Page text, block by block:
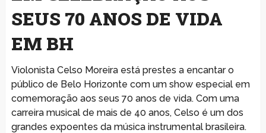
SEUS 70 ANOS DE VIDA
EM BH
Violonista Celso Moreira está prestes a encantar o
público de Belo Horizonte com um show especial em
comemoração aos seus 70 anos de vida. Com uma
carreira musical de mais de 40 anos, Celso é um dos
grandes expoentes da música instrumental brasileira.